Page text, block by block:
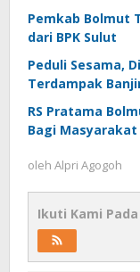
Pemkab Bolmut
dari BPK Sulut
Peduli Sesama,
Terdampak
RS Pratama
Bagi Masyarakat
oleh Alpri Agogoh
Ikuti Kami Pada